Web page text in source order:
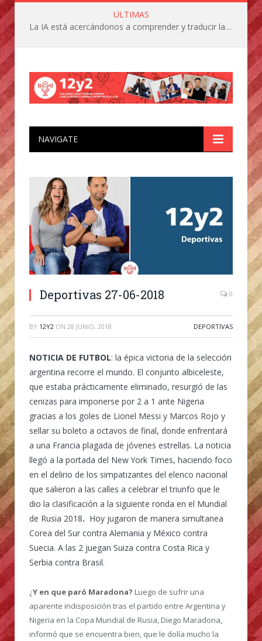
ULTIMAS
La IA está acercándonos a comprender y traducir las vocalizaciones y comportamientos de nuestras mascotas
NAVIGATE
Deportivas 27-06-2018 0
BY 12Y2 ON 28 JUNIO, 2018 DEPORTIVAS
NOTICIA DE FUTBOL: la épica victoria de la selección
argentina recorre el mundo. El conjunto albiceleste,
que estaba prácticamente eliminado, resurgió de las
cenizas para imponerse por 2 a 1 ante Nigeria
gracias a los goles de Lionel Messi y Marcos Rojo y
sellar su boleto a octavos de final, donde enfrentará
a una Francia plagada de jóvenes estrellas. La noticia
llegó a la portada del New York Times, haciendo foco
en el delirio de los simpatizantes del elenco nacional
que salieron a las calles a celebrar el triunfo que le
dio la clasificación a la siguiente ronda en el Mundial
de Rusia 2018. Hoy jugaron de manera simultanea
Corea del Sur contra Alemania y México contra
Suecia. A las 2 juegan Suiza contra Costa Rica y
Serbia contra Brasil.
¿Y en que paró Maradona? Luego de sufrir una
aparente indisposición tras el partido entre Argentina y
Nigeria en la Copa Mundial de Rusia, Diego Maradona,
informó que se encuentra bien, que le dolía mucho la